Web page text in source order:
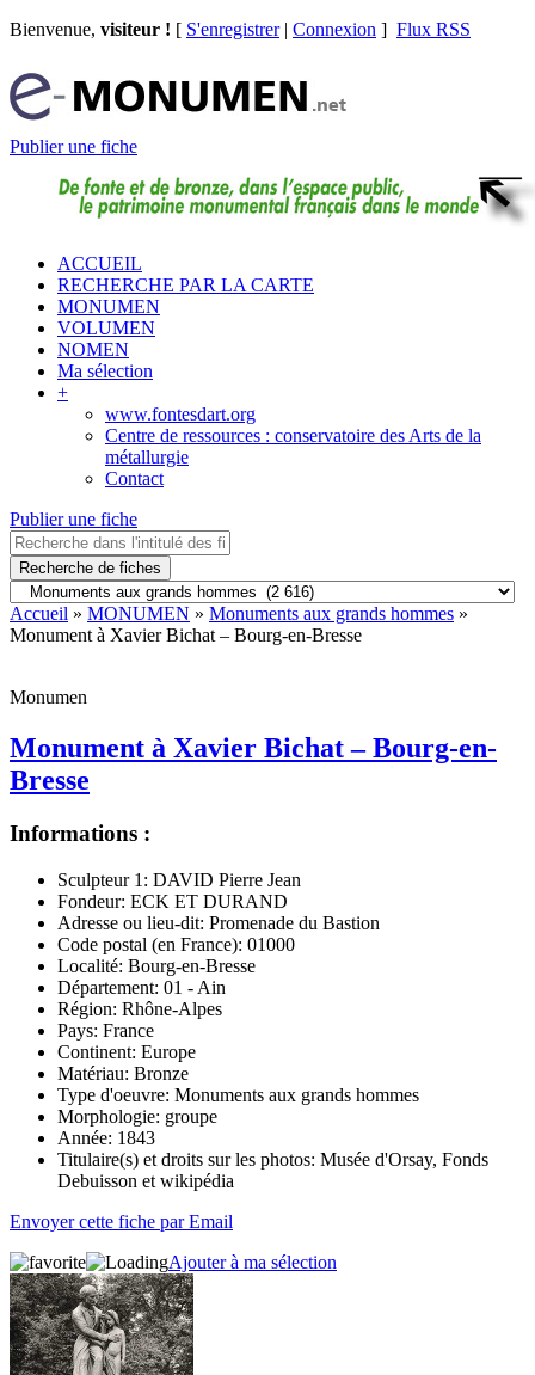
Bienvenue, visiteur ! [ S'enregistrer| Connexion ] Flux RSS
Publier une fiche
ACCUEIL
RECHERCHE PAR LA CARTE
MONUMEN
VOLUMEN
NOMEN
Ma sélection
+
www.fontesdart.org
Centre de ressources : conservatoire des Arts de la
métallurgie
Contact
Publier une fiche
Recherche de fiches
Accueil » MONUMEN » Monuments aux grands hommes »
Monument à Xavier Bichat – Bourg-en-Bresse
Monumen
Monument à Xavier Bichat – Bourg-en-
Bresse
Informations :
Sculpteur 1: DAVID Pierre Jean
Fondeur: ECK ET DURAND
Adresse ou lieu-dit: Promenade du Bastion
Code postal (en France): 01000
Localité: Bourg-en-Bresse
Département: 01 - Ain
Région: Rhône-Alpes
Pays: France
Continent: Europe
Matériau: Bronze
Type d'oeuvre: Monuments aux grands hommes
Morphologie: groupe
Année: 1843
Titulaire(s) et droits sur les photos: Musée d'Orsay, Fonds
Debuisson et wikipédia
Envoyer cette fiche par Email
Ajouter à ma sélection